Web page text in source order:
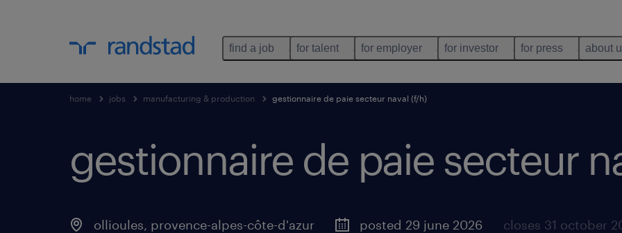
find a job for talent for employer for investor for press about
home jobs manufacturing & production gestionnaire de paie secteur naval (f/h)
gestionnaire de paie secteur
ollioules, provence-alpes-côte-d'azur posted 29 june 2026 closes 31 october